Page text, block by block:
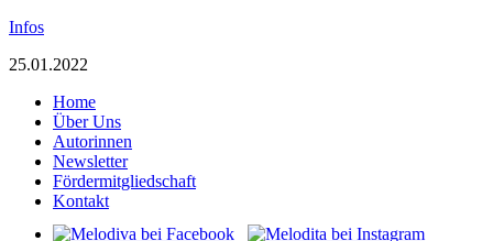
Infos
25.01.2022
Home
Über Uns
Autorinnen
Newsletter
Fördermitgliedschaft
Kontakt